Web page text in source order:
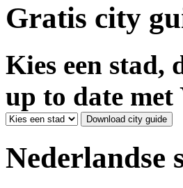
Gratis city
Kies een stad,
up to date
Nederlandse